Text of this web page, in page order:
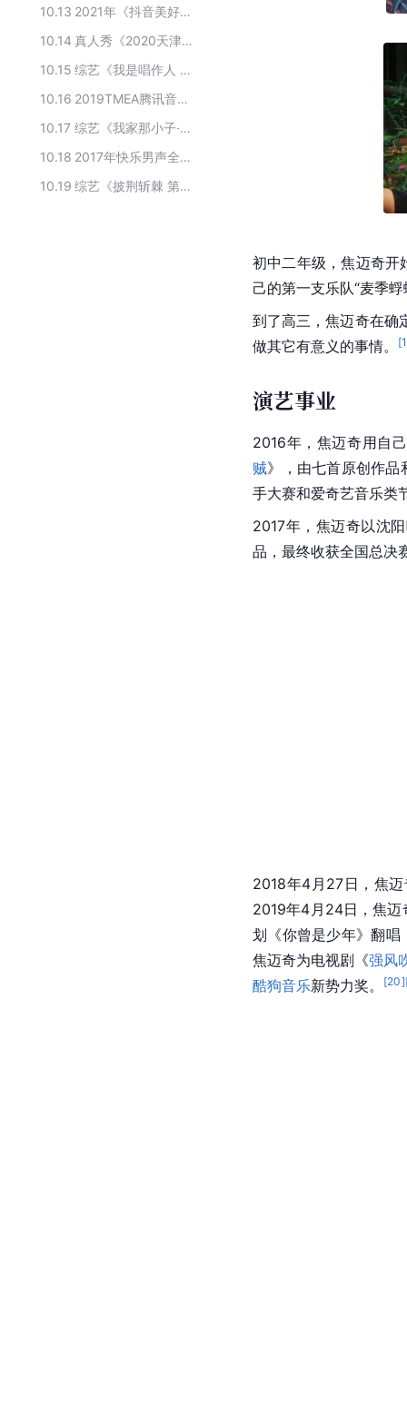
10.13
2021年《抖音美好奇妙夜》主要演员
10.14
真人秀《2020天津卫视春节联欢晚会》的演职人员
10.15
综艺《我是唱作人 第二季》的主演人员
10.16
2019TMEA腾讯音乐娱乐盛典获奖名单
10.17
综艺《我家那小子·好好生活季》的参演嘉宾
10.18
2017年快乐男声全国12强选手
10.19
综艺《披荆斩棘 第四季》的主要嘉宾
初中二年级，焦迈奇开
己的第一支乐队“麦季
到了高三，焦迈奇在确
做其它有意义的事情。
[
演艺事业
2016年，焦迈奇用自
贼》，由七首原创作品
手大赛和爱奇艺音乐类
2017年，焦迈奇以沈
品，最终收获全国总决
2018年4月27日，焦
2019年4月24日，焦迈
划《你曾是少年》翻唱
焦迈奇为电视剧《强风
酷狗音乐新势力奖。 [20]